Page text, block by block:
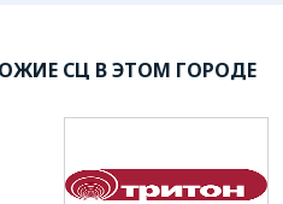
СЦ В ЭТОМ ГОРОДЕ